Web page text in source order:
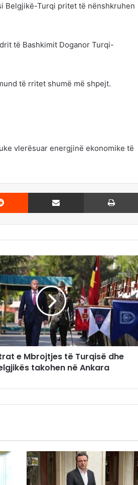
Belgjikë-Turqi pritet të nënshkruhen
të Bashkimit Doganor Turqi-
të rritet shumë më shpejt.
vlerësuar energjinë ekonomike të
Reddit Share via Email
e Mbrojtjes të Turqisë dhe
takohen në Ankara